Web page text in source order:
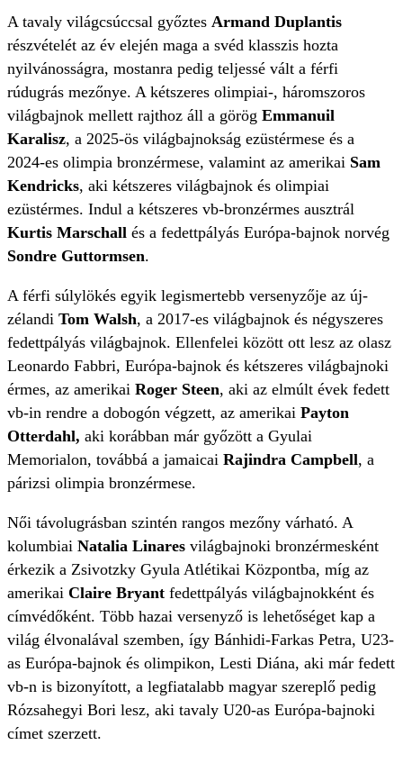
A tavaly világcsúccsal győztes Armand Duplantis
részvételét az év elején maga a svéd klasszis hozta
nyilvánosságra, mostanra pedig teljessé vált a férfi
rúdugrás mezőnye. A kétszeres olimpiai-, háromszoros
világbajnok mellett rajthoz áll a görög Emmanuil
Karalisz, a 2025-ös világbajnokság ezüstérmese és a
2024-es olimpia bronzérmese, valamint az amerikai Sam
Kendricks, aki kétszeres világbajnok és olimpiai
ezüstérmes. Indul a kétszeres vb-bronzérmes ausztrál
Kurtis Marschall és a fedettpályás Európa-bajnok norvég
Sondre Guttormsen.
A férfi súlylökés egyik legismertebb versenyzője az új-
zélandi Tom Walsh, a 2017-es világbajnok és négyszeres
fedettpályás világbajnok. Ellenfelei között ott lesz az olasz
Leonardo Fabbri, Európa-bajnok és kétszeres világbajnoki
érmes, az amerikai Roger Steen, aki az elmúlt évek fedett
vb-in rendre a dobogón végzett, az amerikai Payton
Otterdahl, aki korábban már győzött a Gyulai
Memorialon, továbbá a jamaicai Rajindra Campbell, a
párizsi olimpia bronzérmese.
Női távolugrásban szintén rangos mezőny várható. A
kolumbiai Natalia Linares világbajnoki bronzérmesként
érkezik a Zsivotzky Gyula Atlétikai Központba, míg az
amerikai Claire Bryant fedettpályás világbajnokként és
címvédőként. Több hazai versenyző is lehetőséget kap a
világ élvonalával szemben, így Bánhidi-Farkas Petra, U23-
as Európa-bajnok és olimpikon, Lesti Diána, aki már fedett
vb-n is bizonyított, a legfiatalabb magyar szereplő pedig
Rózsahegyi Bori lesz, aki tavaly U20-as Európa-bajnoki
címet szerzett.